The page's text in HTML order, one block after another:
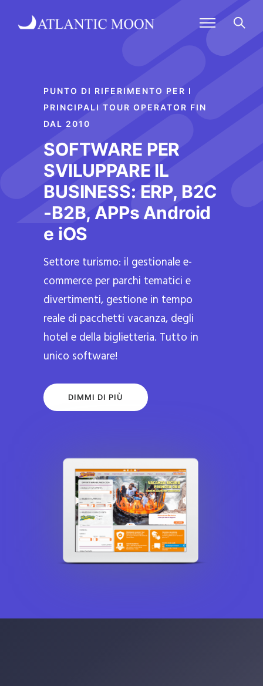
PUNTO DI RIFERIMENTO PER I
PRINCIPALI TOUR OPERATOR FIN
DAL 2010
SOFTWARE PER
SVILUPPARE IL
BUSINESS: ERP, B2C
-B2B, APPs Android
e iOS
Settore turismo: il gestionale e-
commerce per parchi tematici e
divertimenti, gestione in tempo
reale di pacchetti vacanza, degli
hotel e della biglietteria. Tutto in
unico software!
DIMMI DI PIÙ